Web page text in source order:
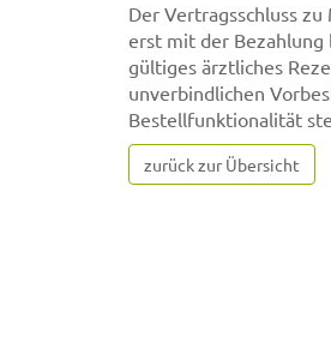
Der Vertragsschluss
erst mit der
gültiges ärztliches
unverbindlichen
Bestellfunktionalität
zurück zur Übersicht